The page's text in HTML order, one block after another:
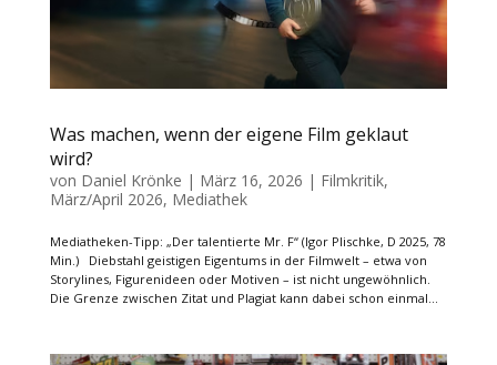
Was machen, wenn der eigene Film geklaut
wird?
von Daniel Krönke | März 16, 2026 | Filmkritik,
März/April 2026, Mediathek
Mediatheken-Tipp: „Der talentierte Mr. F“ (Igor Plischke, D 2025, 78
Min.) Diebstahl geistigen Eigentums in der Filmwelt – etwa von
Storylines, Figurenideen oder Motiven – ist nicht ungewöhnlich.
Die Grenze zwischen Zitat und Plagiat kann dabei schon einmal...